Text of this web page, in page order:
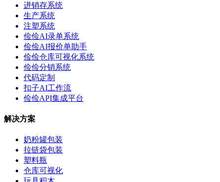
进销存系统
生产系统
注塑系统
俭俭AI录单系统
俭俭AI报价单助手
俭俭仓库可视化系统
俭俭分销系统
代码定制
扣子AI工作流
俭俭API集成平台
解决方案
奶粉罐包装
拉链袋包装
塑料瓶
仓库可视化